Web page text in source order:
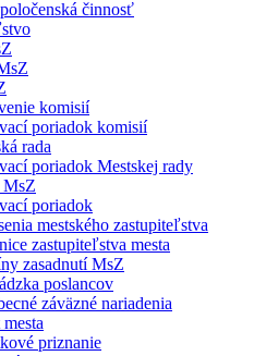
činnosť
komisií
poriadok komisií
rada
poriadok Mestskej rady
MsZ
poriadok
mestského zastupiteľstva
zastupiteľstva mesta
zasadnutí MsZ
poslancov
záväzné nariadenia
priznanie